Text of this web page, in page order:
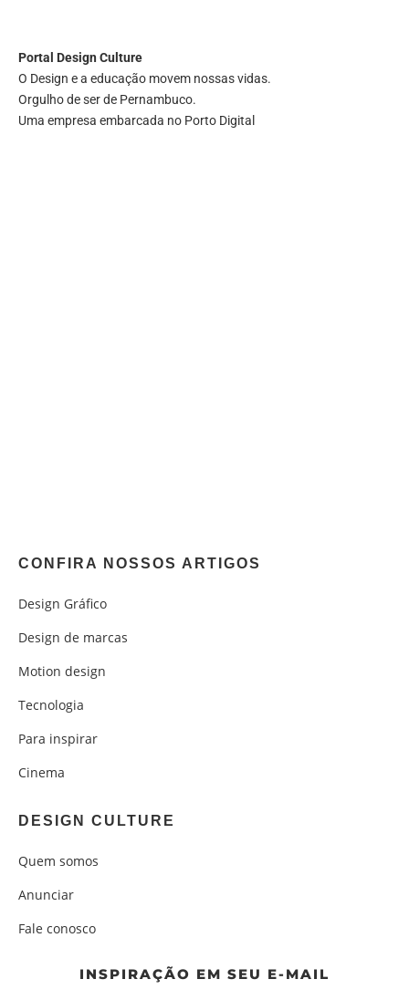
Portal Design Culture
O Design e a educação movem nossas vidas.
Orgulho de ser de Pernambuco.
Uma empresa embarcada no Porto Digital
CONFIRA NOSSOS ARTIGOS
Design Gráfico
Design de marcas
Motion design
Tecnologia
Para inspirar
Cinema
DESIGN CULTURE
Quem somos
Anunciar
Fale conosco
INSPIRAÇÃO EM SEU E-MAIL